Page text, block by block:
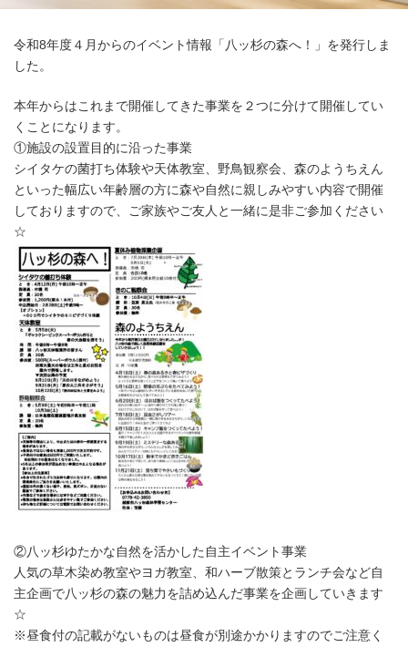
令和8年度４月からのイベント情報「八ッ杉の森へ！」を発行しま
した。
本年からはこれまで開催してきた事業を２つに分けて開催してい
くことになります。
①施設の設置目的に沿った事業
シイタケの菌打ち体験や天体教室、野鳥観察会、森のようちえん
といった幅広い年齢層の方に森や自然に親しみやすい内容で開催
しておりますので、ご家族やご友人と一緒に是非ご参加ください
☆
②八ッ杉ゆたかな自然を活かした自主イベント事業
人気の草木染め教室やヨガ教室、和ハーブ散策とランチ会など自
主企画で八ッ杉の森の魅力を詰め込んだ事業を企画していきます
☆
※昼食付の記載がないものは昼食が別途かかりますのでご注意く